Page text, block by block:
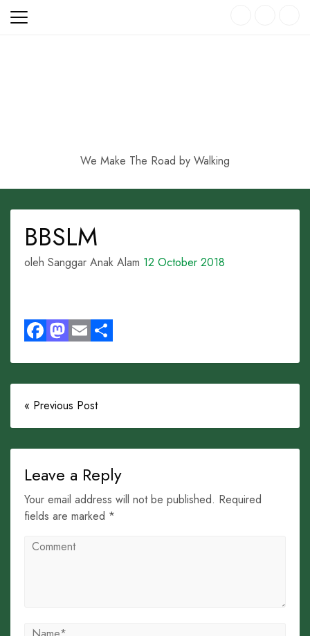
Skip
We Make The Road by Walking
BBSLM
oleh Sanggar Anak Alam 12 October 2018
« Previous Post
Leave a Reply
Your email address will not be published. Required
fields are marked *